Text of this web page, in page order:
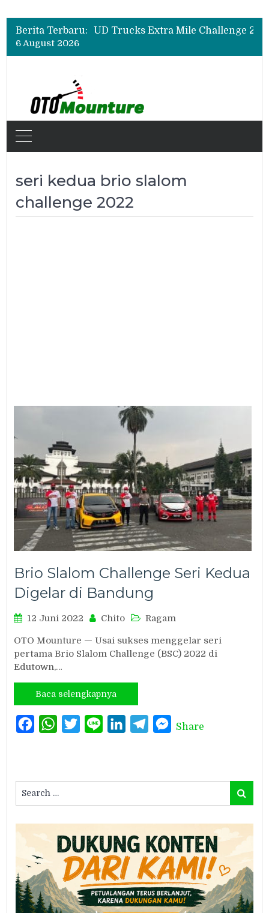
Berita Terbaru:
6 August 2026
seri kedua brio slalom
challenge 2022
Brio Slalom Challenge Seri Kedua
Digelar di Bandung
12 Juni 2022 Chito Ragam
OTO Mounture — Usai sukses menggelar seri
pertama Brio Slalom Challenge (BSC) 2022 di
Edutown,…
Baca selengkapnya
FacebookWhatsAppTwitterLine LinkedInTelegramMessenger
Share
for:
Search